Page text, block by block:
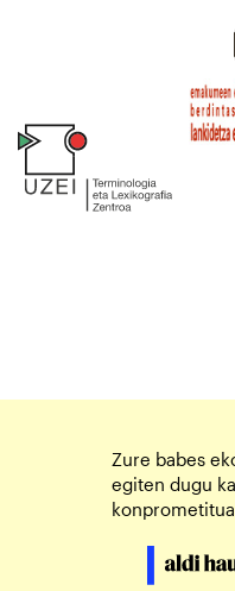
Zure babes
egiten dugu
konprometitua.